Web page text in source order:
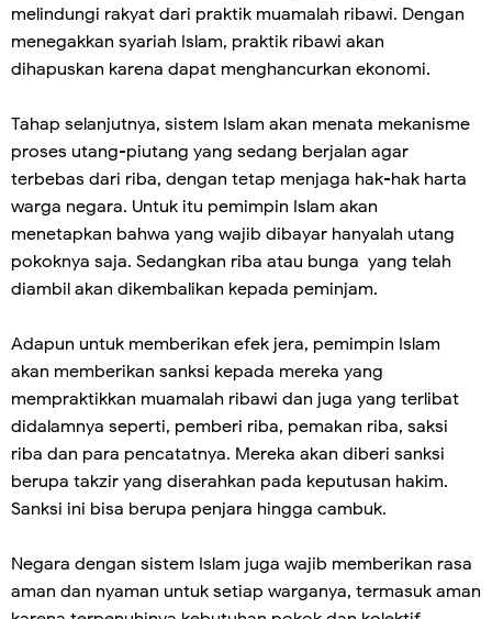
melindungi rakyat dari praktik muamalah ribawi. Dengan
menegakkan syariah Islam, praktik ribawi akan
dihapuskan karena dapat menghancurkan ekonomi.
Tahap selanjutnya, sistem Islam akan menata mekanisme
proses utang-piutang yang sedang berjalan agar
terbebas dari riba, dengan tetap menjaga hak-hak harta
warga negara. Untuk itu pemimpin Islam akan
menetapkan bahwa yang wajib dibayar hanyalah utang
pokoknya saja. Sedangkan riba atau bunga yang telah
diambil akan dikembalikan kepada peminjam.
Adapun untuk memberikan efek jera, pemimpin Islam
akan memberikan sanksi kepada mereka yang
mempraktikkan muamalah ribawi dan juga yang terlibat
didalamnya seperti, pemberi riba, pemakan riba, saksi
riba dan para pencatatnya. Mereka akan diberi sanksi
berupa takzir yang diserahkan pada keputusan hakim.
Sanksi ini bisa berupa penjara hingga cambuk.
Negara dengan sistem Islam juga wajib memberikan rasa
aman dan nyaman untuk setiap warganya, termasuk aman